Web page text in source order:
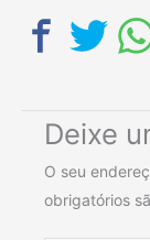
Deixe
O seu
obrigatórios